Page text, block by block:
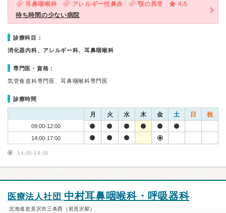
耳鼻咽喉科 アレルギー性鼻炎 顎の異常
4.5
待ち時間の少ない病院
診療科目：
消化器内科、アレルギー科、耳鼻咽喉科
専門医・資格：
気管食道科専門医、耳鼻咽喉科専門医
診療時間
月 火 水 木 金 土 日 祝
09:00-12:00
14:00-17:00
14:00-18:00
医療法人社団 中村耳鼻咽喉科・呼吸器科
北海道岩見沢市三条西（岩見沢駅）